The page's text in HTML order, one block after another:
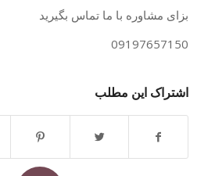
بزای مشاوره با ما تماس بگیرید
09197657150
اشتراک این مطلب